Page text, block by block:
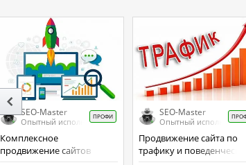
SEO-Master
Опытный исполнитель
ПРОФИ
Комплексное
продвижение сайтов
SEO-Master
Опытный исполнитель
Продвижение сайта по
трафику и поведенческим